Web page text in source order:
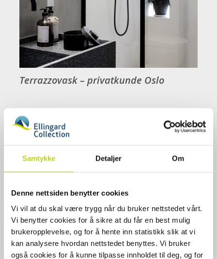
Samtykke Detaljer Om
Denne nettsiden benytter cookies
Vi vil at du skal være trygg når du bruker nettstedet vårt.
Vi benytter cookies for å sikre at du får en best mulig
brukeropplevelse, og for å hente inn statistikk slik at vi
kan analysere hvordan nettstedet benyttes. Vi bruker
også cookies for å kunne tilpasse innholdet til deg, og for
Terrazzovask – privatkunde Oslo